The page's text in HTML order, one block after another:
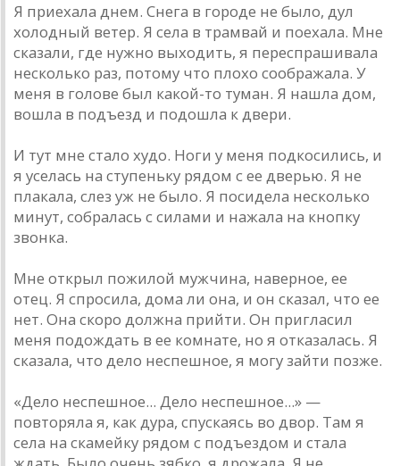
Я приехала днем. Снега в городе не было, дул
холодный ветер. Я села в трамвай и поехала. Мне
сказали, где нужно выходить, я переспрашивала
несколько раз, потому что плохо соображала. У
меня в голове был какой-то туман. Я нашла дом,
вошла в подъезд и подошла к двери.
И тут мне стало худо. Ноги у меня подкосились, и
я уселась на ступеньку рядом с ее дверью. Я не
плакала, слез уж не было. Я посидела несколько
минут, собралась с силами и нажала на кнопку
звонка.
Мне открыл пожилой мужчина, наверное, ее
отец. Я спросила, дома ли она, и он сказал, что ее
нет. Она скоро должна прийти. Он пригласил
меня подождать в ее комнате, но я отказалась. Я
сказала, что дело неспешное, я могу зайти позже.
«Дело неспешное... Дело неспешное...» —
повторяла я, как дура, спускаясь во двор. Там я
села на скамейку рядом с подъездом и стала